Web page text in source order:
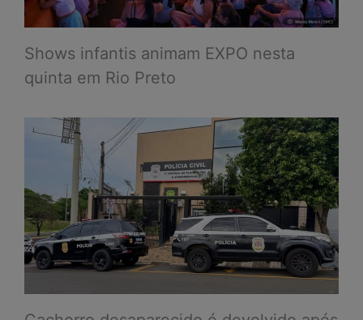
Shows infantis animam EXPO nesta
quinta em Rio Preto